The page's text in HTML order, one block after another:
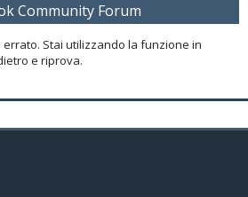
Community Forum
Stai utilizzando la funzione in
e riprova.